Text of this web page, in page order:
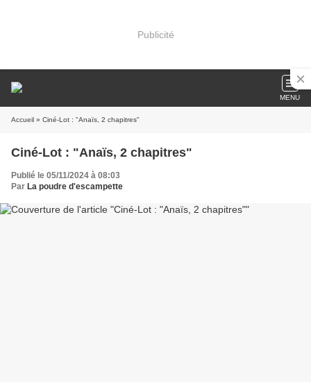
Publicité
MENU
Accueil » Ciné-Lot : "Anaïs, 2 chapitres"
Ciné-Lot : "Anaïs, 2 chapitres"
Publié le 05/11/2024 à 08:03
Par La poudre d'escampette